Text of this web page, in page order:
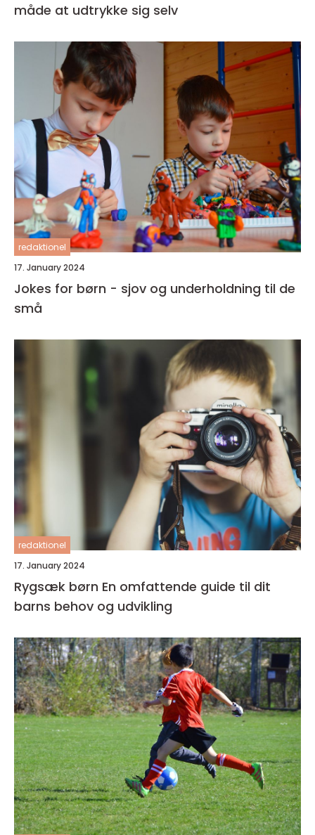
måde at udtrykke sig selv
redaktionel
17. January 2024
Jokes for børn - sjov og underholdning til de
små
redaktionel
17. January 2024
Rygsæk børn En omfattende guide til dit
barns behov og udvikling